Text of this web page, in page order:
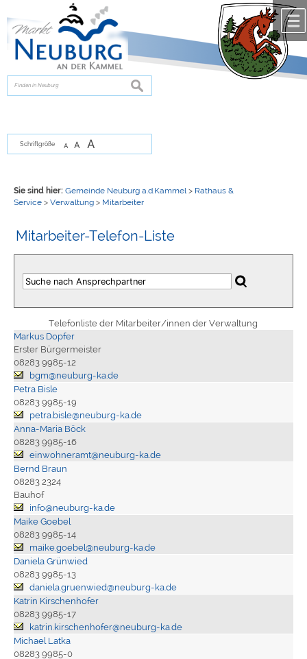
zur Navigationoder
springen.
suchen
Schriftgröße A A A
Sie sind hier: Gemeinde Neuburg a.d.Kammel > Rathaus &
Service> Verwaltung> Mitarbeiter
Mitarbeiter-Telefon-Liste
Telefonliste der Mitarbeiter/innen der Verwaltung
Markus Dopfer
Erster Bürgermeister
08283 9985-12
bgm@neuburg-ka.de
Petra Bisle
08283 9985-19
petra.bisle@neuburg-ka.de
Anna-Maria Böck
08283 9985-16
einwohneramt@neuburg-ka.de
Bernd Braun
08283 2324
Bauhof
info@neuburg-ka.de
Maike Goebel
08283 9985-14
maike.goebel@neuburg-ka.de
Daniela Grünwied
08283 9985-13
daniela.gruenwied@neuburg-ka.de
Katrin Kirschenhofer
08283 9985-17
katrin.kirschenhofer@neuburg-ka.de
Michael Latka
08283 9985-0